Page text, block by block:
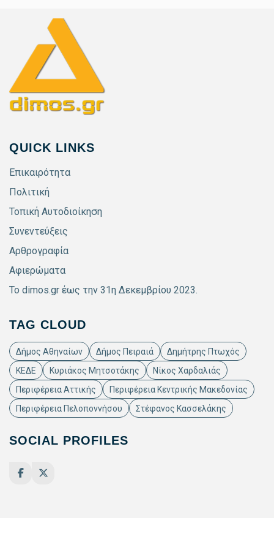
QUICK LINKS
Επικαιρότητα
Πολιτική
Τοπική Αυτοδιοίκηση
Συνεντεύξεις
Αρθρογραφία
Αφιερώματα
Το dimos.gr έως την 31η Δεκεμβρίου 2023.
TAG CLOUD
Δήμος Αθηναίων Δήμος Πειραιά
Δημήτρης Πτωχός
ΚΕΔΕ
Κυριάκος Μητσοτάκης
Νίκος Χαρδαλιάς
Περιφέρεια Αττικής
Περιφέρεια Κεντρικής Μακεδονίας
Περιφέρεια Πελοποννήσου
Στέφανος Κασσελάκης
SOCIAL PROFILES